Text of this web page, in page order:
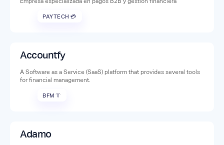
PAYTECH 💳
Accountfy
A Software as a Service (SaaS) platform that provides several tools
for financial management.
BFM 👔
Adamo